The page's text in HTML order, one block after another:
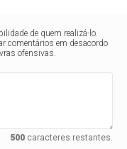
de quem realizá-lo.
comentários em desacordo
ofensivas.
500caracteres restantes.